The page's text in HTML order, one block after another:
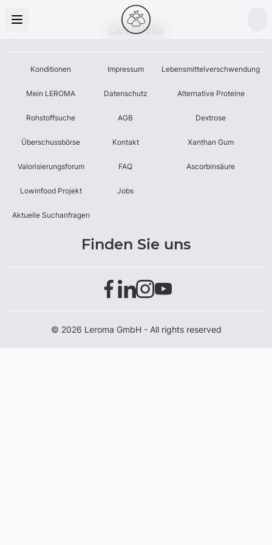
Leroma
Konditionen
Mein LEROMA
Rohstoffsuche
Überschussbörse
Valorisierungsforum
Lowinfood Projekt
Aktuelle Suchanfragen
Impressum
Datenschutz
AGB
Kontakt
FAQ
Jobs
Lebensmittelverschwendung
Alternative Proteine
Dextrose
Xanthan Gum
Ascorbinsäure
Finden Sie uns
© 2026 Leroma GmbH - All rights reserved